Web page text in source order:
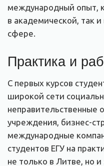
международный опыт,
в академической, так
сфере.
Практика и
С первых курсов
широкой сети
неправительственные
учреждения, бизнес-
международные
студентов ЕГУ на
не только в Литве, но